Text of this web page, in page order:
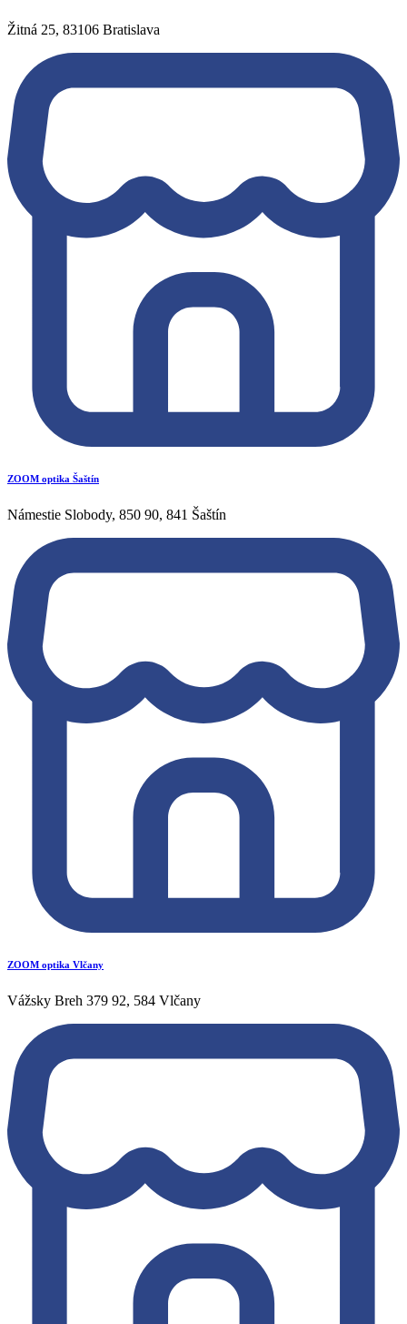
Žitná 25, 83106 Bratislava
ZOOM optika Šaštín
Námestie Slobody, 850 90, 841 Šaštín
ZOOM optika Vlčany
Vážsky Breh 379 92, 584 Vlčany